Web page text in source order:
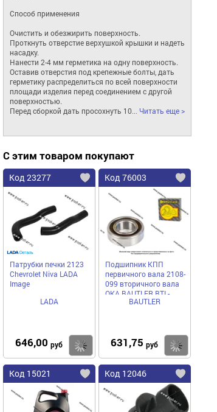
Способ применения
Очистить и обезжирить поверхность.
Проткнуть отверстие верхушкой крышки и надеть
насадку.
Нанести 2-4 мм герметика на одну поверхность.
Оставив отверстия под крепежные болты, дать
герметику распределиться по всей поверхности
площади изделия перед соединением с другой
поверхностью.
Перед сборкой дать просохнуть 10... Читать еще >
С этим товаром покупают
Код 23277
Патрубки печки 2123
Chevrolet Niva LADA
Image
LADA
646,00 руб Купить
Код 76003
Подшипник КПП
первичного вала 2108-
099 вторичного вала
ОКА BAUTLER BTL-
B305/NJ205BAUTLER
631,75 руб
Код 15021 Код 12046